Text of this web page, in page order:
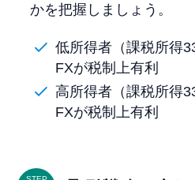
かを把握しましょう。
低所得者（課税所得
FXが税制上有利
高所得者（課税所得
FXが税制上有利